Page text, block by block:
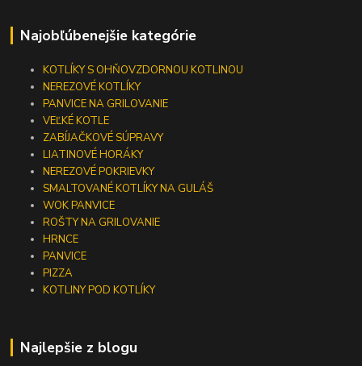
Najobľúbenejšie kategórie
KOTLÍKY S OHŇOVZDORNOU KOTLINOU
NEREZOVÉ KOTLÍKY
PANVICE NA GRILOVANIE
VEĽKÉ KOTLE
ZABÍJAČKOVÉ SÚPRAVY
LIATINOVÉ HORÁKY
NEREZOVÉ POKRIEVKY
SMALTOVANÉ KOTLÍKY NA GULÁŠ
WOK PANVICE
ROŠTY NA GRILOVANIE
HRNCE
PANVICE
PIZZA
KOTLINY POD KOTLÍKY
Najlepšie z blogu